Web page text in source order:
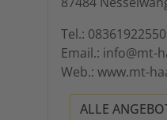
Tel.: 08361922550
Email.: info@mt-
Web.: www.mt-
ALLE